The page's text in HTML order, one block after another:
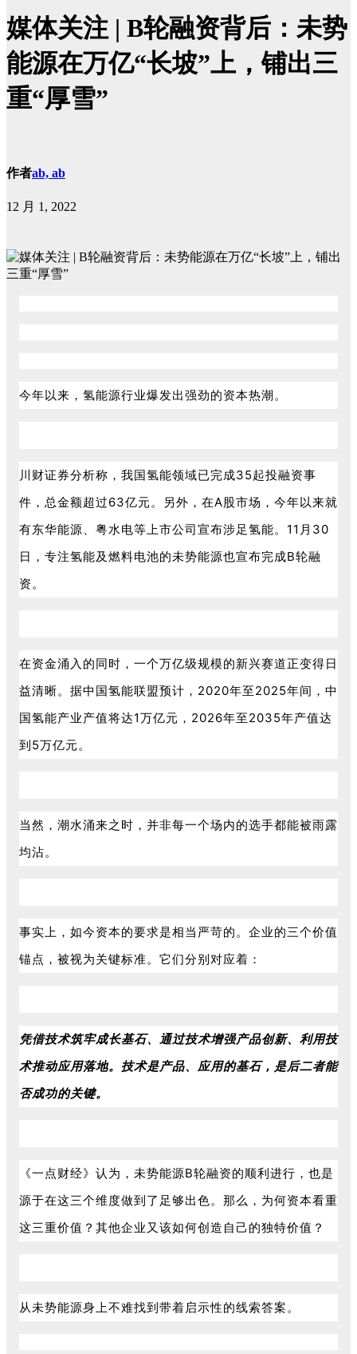
媒体关注 | B轮融资背后：未势
能源在万亿“长坡”上，铺出三
重“厚雪”
作者ab, ab
12 月 1, 2022
今年以来，氢能源行业爆发出强劲的资本热潮。
川财证券分析称，我国氢能领域已完成35起投融资事
件，总金额超过63亿元。另外，在A股市场，今年以来就
有东华能源、粤水电等上市公司宣布涉足氢能。11月30
日，专注氢能及燃料电池的未势能源也宣布完成B轮融
资。
在资金涌入的同时，一个万亿级规模的新兴赛道正变得日
益清晰。据中国氢能联盟预计，2020年至2025年间，中
国氢能产业产值将达1万亿元，2026年至2035年产值达
到5万亿元。
当然，潮水涌来之时，并非每一个场内的选手都能被雨露
均沾。
事实上，如今资本的要求是相当严苛的。企业的三个价值
锚点，被视为关键标准。它们分别对应着：
凭借技术筑牢成长基石、通过技术增强产品创新、利用技
术推动应用落地。技术是产品、应用的基石，是后二者能
否成功的关键。
《一点财经》认为，未势能源B轮融资的顺利进行，也是
源于在这三个维度做到了足够出色。那么，为何资本看重
这三重价值？其他企业又该如何创造自己的独特价值？
从未势能源身上不难找到带着启示性的线索答案。